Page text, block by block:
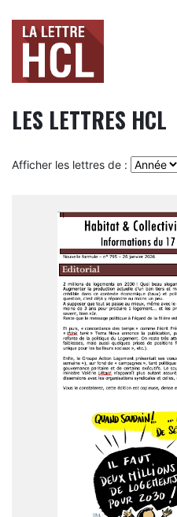
LES LETTRES HCL
Afficher les lettres de :